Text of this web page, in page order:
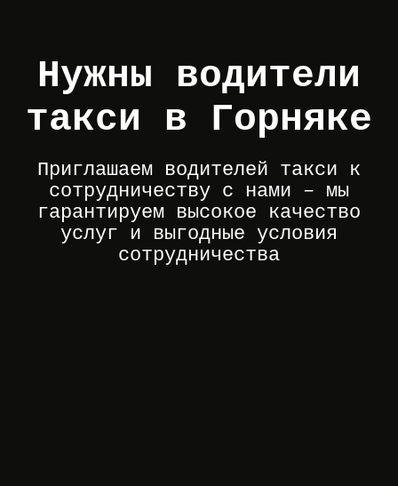
Нужны водители
такси в Горняке
Приглашаем водителей такси к
сотрудничеству с нами – мы
гарантируем высокое качество
услуг и выгодные условия
сотрудничества